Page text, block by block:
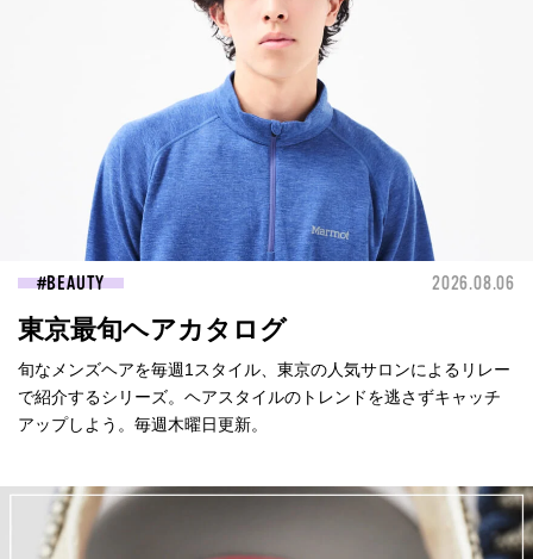
BEAUTY 2026.08.06
東京最旬ヘアカタログ
旬なメンズヘアを毎週1スタイル、東京の人気サロンによるリレー
で紹介するシリーズ。ヘアスタイルのトレンドを逃さずキャッチ
アップしよう。毎週木曜日更新。